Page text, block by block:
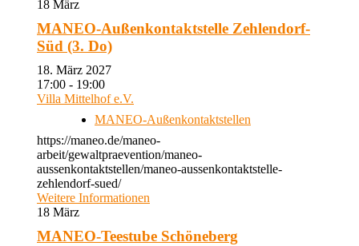
18 März
MANEO-Außenkontaktstelle Zehlendorf-
Süd (3. Do)
18. März 2027
17:00 - 19:00
Villa Mittelhof e.V.
MANEO-Außenkontaktstellen
https://maneo.de/maneo-
arbeit/gewaltpraevention/maneo-
aussenkontaktstellen/maneo-aussenkontaktstelle-
zehlendorf-sued/
Weitere Informationen
18 März
MANEO-Teestube Schöneberg